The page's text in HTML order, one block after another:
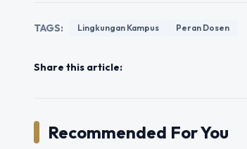
TAGS: Lingkungan Kampus Peran Dosen
Share this article:
Recommended For You